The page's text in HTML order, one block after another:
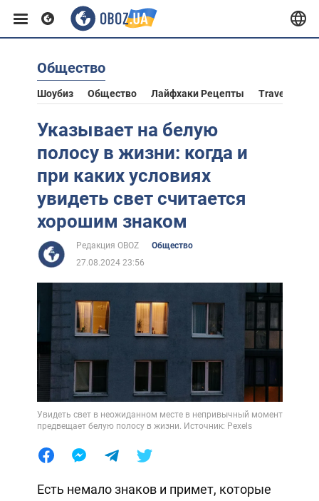
Европа
США
Азия
Африка
Жизнь
Лайфхаки
Общество
Шоубиз Общество Лайфхаки Рецепты Travel
Указывает на белую
полосу в жизни: когда и
при каких условиях
увидеть свет считается
хорошим знаком
Редакция OBOZ
Общество
27.08.2024 23:56
Увидеть свет в неожиданном месте в непривычный момент
предвещает белую полосу в жизни. Источник: Pexels
Есть немало знаков и примет, которые